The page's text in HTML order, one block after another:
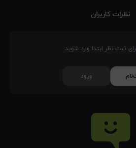
نظرات کاربران
ثبت نظر ابتدا وارد شوید.
ورود